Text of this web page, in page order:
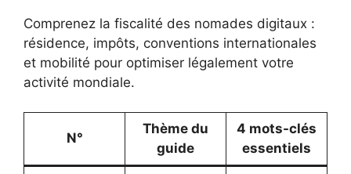
Comprenez la fiscalité des nomades digitaux :
résidence, impôts, conventions internationales
et mobilité pour optimiser légalement votre
activité mondiale.
N°
Thème du
guide
4 mots-clés
essentiels